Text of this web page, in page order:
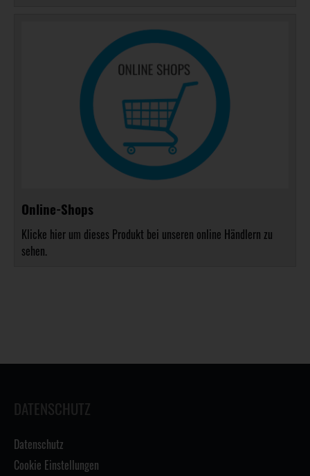
Online-Shops
Klicke hier um dieses Produkt bei unseren online Händlern zu
sehen.
DATENSCHUTZ
Datenschutz
Cookie Einstellungen